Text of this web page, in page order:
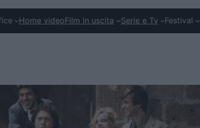
Home videoFilm in uscita Serie e Tv Festival